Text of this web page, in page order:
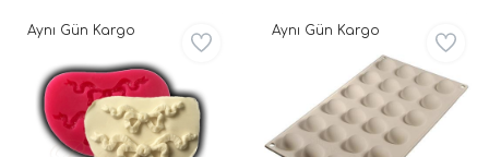
Aynı Gün Kargo Aynı Gün Kargo